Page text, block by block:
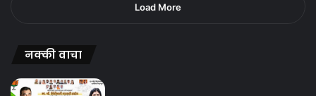
Load More
नक्की वाचा